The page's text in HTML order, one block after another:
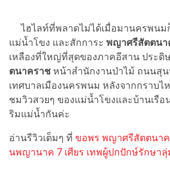
ไฮไลท์ที่พลาดไม่ได้เมื่อมานครพนม
แม่น้ำโขง และสักการะ พญาศรีสัตตนา
เหลืองที่ใหญ่ที่สุดของภาคอีสาน ประดิ
ตนาคราช หน้าสำนักงานป่าไม้ ถนนสุน
เทศบาลเมืองนครพนม หลังจากกราบไ
ชมวิวสวยๆ ของแม่น้ำโขงและบ้านเรือ
ริมแม่น้ำกันค่ะ
อ่านรีวิวเต็มๆ ที่ ขอพร พญาศรีสัตตนา
นพญานาค 7 เศียร เทพผู้ปกปักษ์รักษา